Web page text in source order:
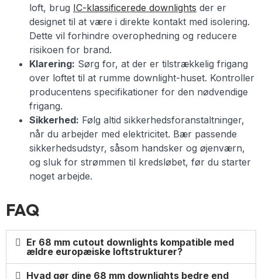
loft, brug IC-klassificerede downlights der er
designet til at være i direkte kontakt med isolering.
Dette vil forhindre overophedning og reducere
risikoen for brand.
Klarering: Sørg for, at der er tilstrækkelig frigang
over loftet til at rumme downlight-huset. Kontroller
producentens specifikationer for den nødvendige
frigang.
Sikkerhed: Følg altid sikkerhedsforanstaltninger,
når du arbejder med elektricitet. Bær passende
sikkerhedsudstyr, såsom handsker og øjenværn,
og sluk for strømmen til kredsløbet, før du starter
noget arbejde.
FAQ
Er 68 mm cutout downlights kompatible med
ældre europæiske loftstrukturer?
Hvad gør dine 68 mm downlights bedre end